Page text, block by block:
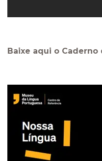
Baixe aqui o Caderno